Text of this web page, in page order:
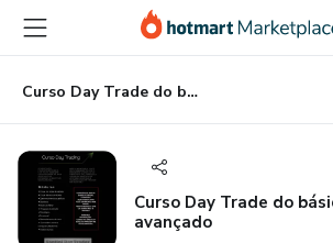
para
conteúdo
principal
para
pagamento
para
rodapé
Curso Day Trade do básico ao operacional avançado
Curso Day Trade do
avançado